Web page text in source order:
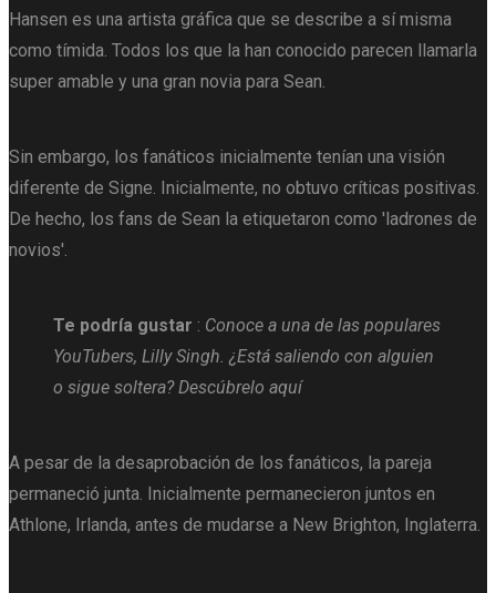
Hansen es una artista gráfica que se describe a sí misma
como tímida. Todos los que la han conocido parecen llamarla
super amable y una gran novia para Sean.
Sin embargo, los fanáticos inicialmente tenían una visión
diferente de Signe. Inicialmente, no obtuvo críticas positivas.
De hecho, los fans de Sean la etiquetaron como 'ladrones de
novios'.
Te podría gustar : Conoce a una de las populares
YouTubers, Lilly Singh. ¿Está saliendo con alguien
o sigue soltera? Descúbrelo aquí
A pesar de la desaprobación de los fanáticos, la pareja
permaneció junta. Inicialmente permanecieron juntos en
Athlone, Irlanda, antes de mudarse a New Brighton, Inglaterra.